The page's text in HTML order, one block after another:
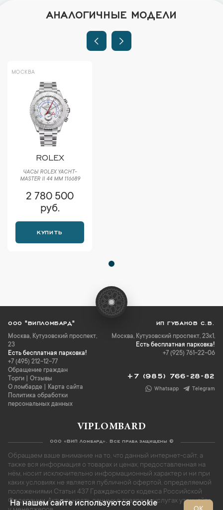
АНАЛОГИЧНЫЕ МОДЕЛИ
МОСКВА
ROLEX
ЧАСЫ ROLEX YACHT-
MASTER II 44 ММ 116689
2 780 500
руб.
КУПИТЬ
ООО "ВИПЛОМБАРД"
Москва, Кутузовский проспект,
23
Есть бесплатная парковка!
+7 (495) 212-12-77
Обращение граждан
Торги
Отзывы
О ломбарде
Карта сайта
Политика обработки
персональных данных
ИП ГУБАНОВ С.В.
Москва, Кутузовский проспект, 23к1,
Есть бесплатная парковка!
+7 (925) 761-22-06
+7 (985) 766-28-82
Whatsapp Telegram
VIPLOMBARD
ООО «ВИП Ломбард». Все права защищены ©
Обращаем ваше внимание на то, что данный интернет-сайт, а
также вся информация о товарах и ценах, предоставленная на
нём, носит исключительно информационный характер и ни при
каких условиях не является публичной офертой, определяемой
положениями Статьи 437 Гражданского кодекса Российской
Федерации. Актуальность данных о товарах и услугах уточняйте
На нашем сайте используются cookie